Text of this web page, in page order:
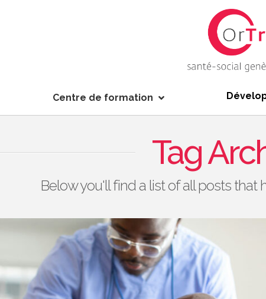
Centre de formation
Tag
Below you'll find a list of all posts that